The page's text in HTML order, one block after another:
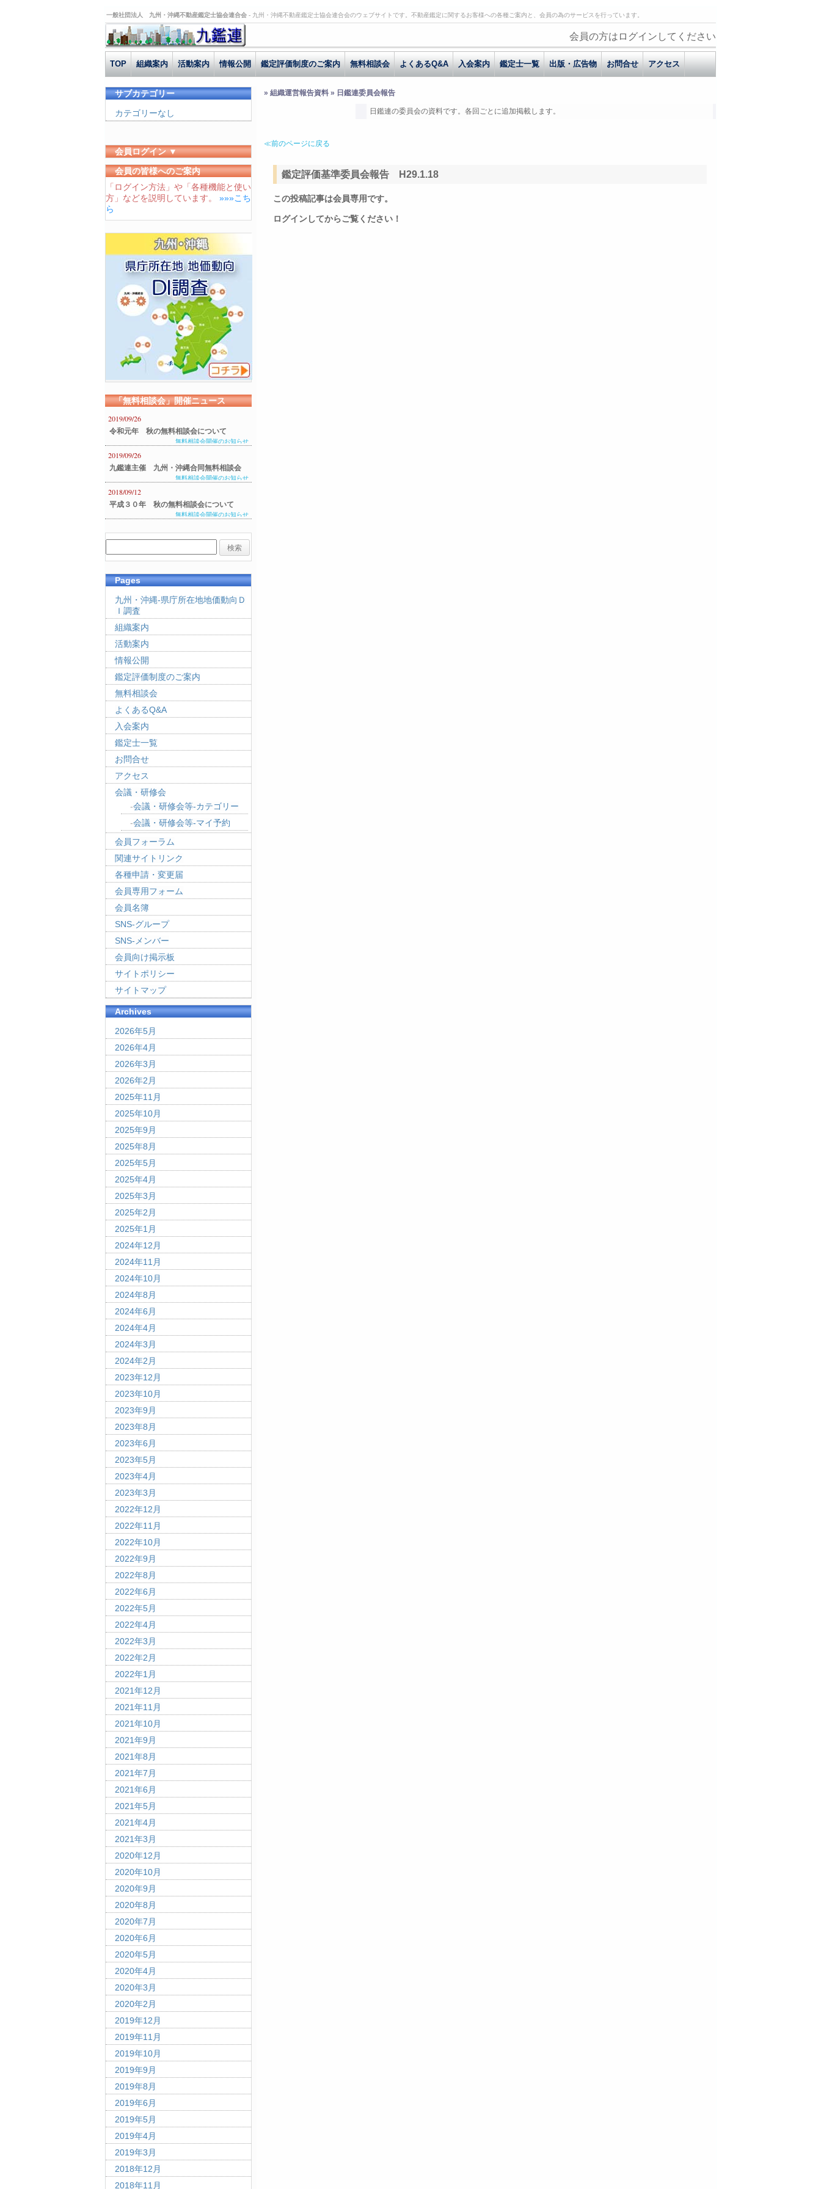
一般社団法人 九州・沖縄不動産鑑定士協会連合会 - 九州・沖縄不動産鑑定士協会連合会のウェブサイトです。不動産鑑定に関するお客様への各種ご案内と、会員の為のサービスを行っています。
会員の方はログインしてください
TOP 組織案内 活動案内 情報公開 鑑定評価制度のご案内 無料相談会 よくあるQ&A 入会案内 鑑定士一覧 出版・広告物 お問合せ アクセス
» 組織運営報告資料 » 日鑑連委員会報告
日鑑連の委員会の資料です。各回ごとに追加掲載します。
≪前のページに戻る
鑑定評価基準委員会報告 H29.1.18
この投稿記事は会員専用です。
ログインしてからご覧ください！
サブカテゴリー
カテゴリーなし
会員ログイン ▼
ユーザーID
パスワード
会員の皆様へのご案内
「ログイン方法」や「各種機能と使い
方」などを説明しています。 »»»こち
ら
「無料相談会」開催ニュース
2019/09/26
令和元年 秋の無料相談会について
無料相談会開催のお知らせ
2019/09/26
九鑑連主催 九州・沖縄合同無料相談会
のご案内
無料相談会開催のお知らせ
2018/09/12
平成３０年 秋の無料相談会について
無料相談会開催のお知らせ
Pages
九州・沖縄-県庁所在地地価動向Ｄ
Ｉ調査
組織案内
活動案内
情報公開
鑑定評価制度のご案内
無料相談会
よくあるQ&A
入会案内
鑑定士一覧
お問合せ
アクセス
会議・研修会
会議・研修会等-カテゴリー
会議・研修会等-マイ予約
会員フォーラム
関連サイトリンク
各種申請・変更届
会員専用フォーム
会員名簿
SNS-グループ
SNS-メンバー
会員向け掲示板
サイトポリシー
サイトマップ
Archives
2026年5月
2026年4月
2026年3月
2026年2月
2025年11月
2025年10月
2025年9月
2025年8月
2025年5月
2025年4月
2025年3月
2025年2月
2025年1月
2024年12月
2024年11月
2024年10月
2024年8月
2024年6月
2024年4月
2024年3月
2024年2月
2023年12月
2023年10月
2023年9月
2023年8月
2023年6月
2023年5月
2023年4月
2023年3月
2022年12月
2022年11月
2022年10月
2022年9月
2022年8月
2022年6月
2022年5月
2022年4月
2022年3月
2022年2月
2022年1月
2021年12月
2021年11月
2021年10月
2021年9月
2021年8月
2021年7月
2021年6月
2021年5月
2021年4月
2021年3月
2020年12月
2020年10月
2020年9月
2020年8月
2020年7月
2020年6月
2020年5月
2020年4月
2020年3月
2020年2月
2019年12月
2019年11月
2019年10月
2019年9月
2019年8月
2019年6月
2019年5月
2019年4月
2019年3月
2018年12月
2018年11月